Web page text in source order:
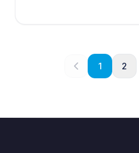
1 2